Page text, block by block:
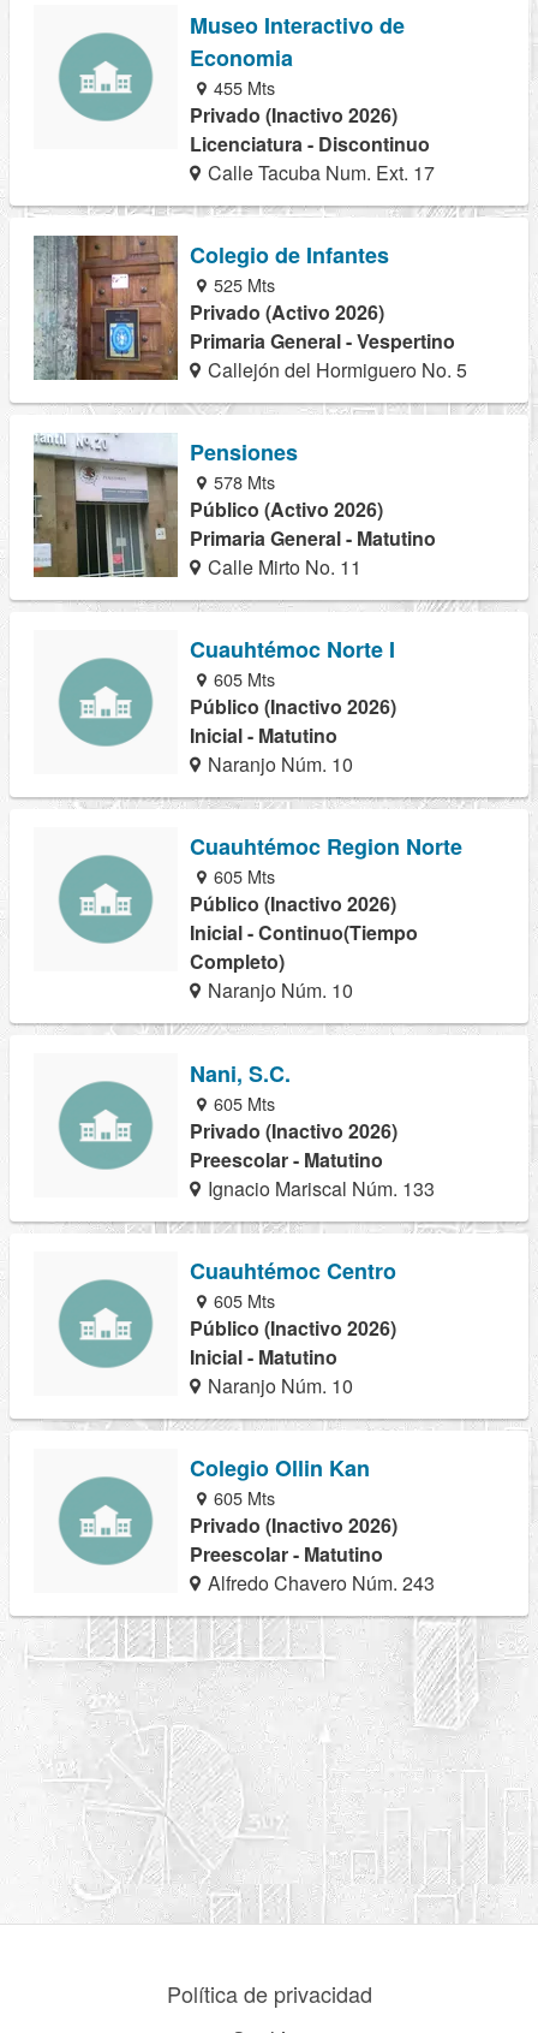
Museo Interactivo de
Economia
455 Mts
Privado (Inactivo 2026)
Licenciatura - Discontinuo
Calle Tacuba Num. Ext. 17
Colegio de Infantes
525 Mts
Privado (Activo 2026)
Primaria General - Vespertino
Callejón del Hormiguero No. 5
Pensiones
578 Mts
Público (Activo 2026)
Primaria General - Matutino
Calle Mirto No. 11
Cuauhtémoc Norte I
605 Mts
Público (Inactivo 2026)
Inicial - Matutino
Naranjo Núm. 10
Cuauhtémoc Region Norte
605 Mts
Público (Inactivo 2026)
Inicial - Continuo(Tiempo
Completo)
Naranjo Núm. 10
Nani, S.C.
605 Mts
Privado (Inactivo 2026)
Preescolar - Matutino
Ignacio Mariscal Núm. 133
Cuauhtémoc Centro
605 Mts
Público (Inactivo 2026)
Inicial - Matutino
Naranjo Núm. 10
Colegio Ollin Kan
605 Mts
Privado (Inactivo 2026)
Preescolar - Matutino
Alfredo Chavero Núm. 243
Política de privacidad